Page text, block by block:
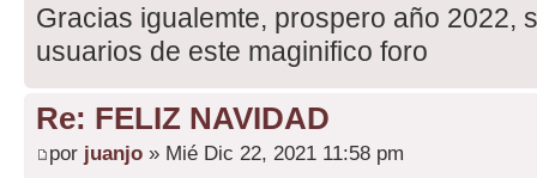
Gracias igualemte, prospero año 2022,
usuarios de este maginifico foro
Re: FELIZ NAVIDAD
por juanjo » Mié Dic 22, 2021 11:58 pm